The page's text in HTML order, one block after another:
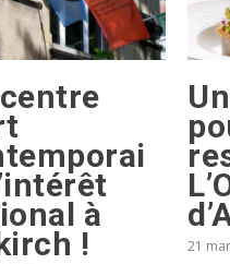
à
! 21